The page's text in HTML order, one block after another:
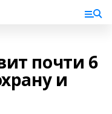
почти 6
и